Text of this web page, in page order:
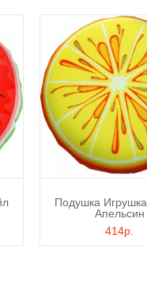
Подушка
Апельсин
414р.